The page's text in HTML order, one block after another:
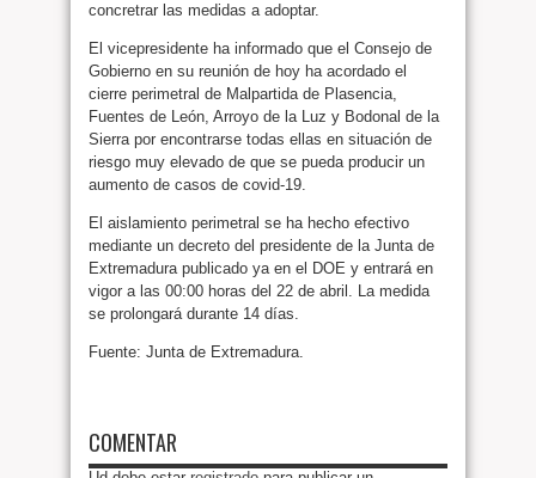
concretrar las medidas a adoptar.
El vicepresidente ha informado que el Consejo de
Gobierno en su reunión de hoy ha acordado el
cierre perimetral de Malpartida de Plasencia,
Fuentes de León, Arroyo de la Luz y Bodonal de la
Sierra por encontrarse todas ellas en situación de
riesgo muy elevado de que se pueda producir un
aumento de casos de covid-19.
El aislamiento perimetral se ha hecho efectivo
mediante un decreto del presidente de la Junta de
Extremadura publicado ya en el DOE y entrará en
vigor a las 00:00 horas del 22 de abril. La medida
se prolongará durante 14 días.
Fuente: Junta de Extremadura.
COMENTAR